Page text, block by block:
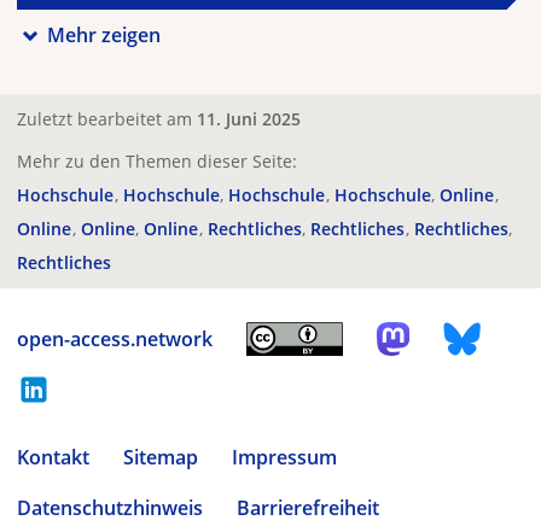
Mehr zeigen
Zuletzt bearbeitet am 11. Juni 2025
Mehr zu den Themen dieser Seite:
Hochschule Hochschule Hochschule Hochschule Online
Online Online Online Rechtliches Rechtliches Rechtliches
Rechtliches
open-access.network
Kontakt Sitemap
Impressum
Datenschutzhinweis
Barrierefreiheit